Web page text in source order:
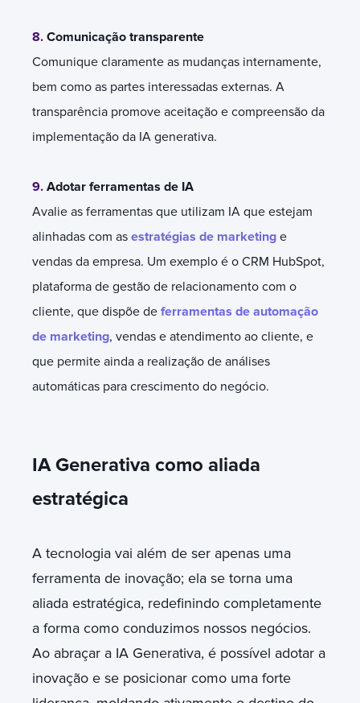
8. Comunicação transparente
Comunique claramente as mudanças internamente,
bem como as partes interessadas externas. A
transparência promove aceitação e compreensão da
implementação da IA generativa.
9. Adotar ferramentas de IA
Avalie as ferramentas que utilizam IA que estejam
alinhadas com as estratégias de marketing e
vendas da empresa. Um exemplo é o CRM HubSpot,
plataforma de gestão de relacionamento com o
cliente, que dispõe de ferramentas de automação
de marketing, vendas e atendimento ao cliente, e
que permite ainda a realização de análises
automáticas para crescimento do negócio.
IA Generativa como aliada
estratégica
A tecnologia vai além de ser apenas uma
ferramenta de inovação; ela se torna uma
aliada estratégica, redefinindo completamente
a forma como conduzimos nossos negócios.
Ao abraçar a IA Generativa, é possível adotar a
inovação e se posicionar como uma forte